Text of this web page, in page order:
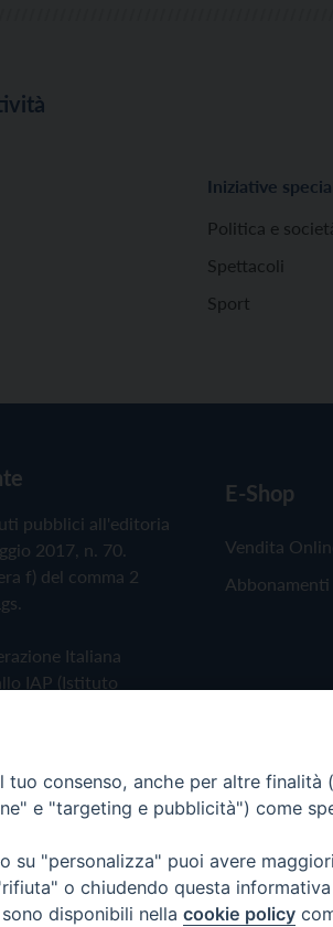
Iniziative
Politica e
Spettacoli
Sport
pubblici all'editoria
2017, n. 70.
f) del comma 2
Italiana
IAP (Istituto
E-Shop
Vendita
Abbonamenti
consenso, anche per altre finalità
e "targeting e pubblicità") come
"personalizza" puoi avere
o chiudendo questa
disponibili nella cookie policy